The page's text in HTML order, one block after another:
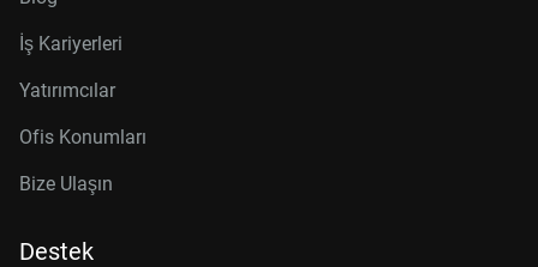
İş Kariyerleri
Yatırımcılar
Ofis Konumları
Bize Ulaşın
Destek